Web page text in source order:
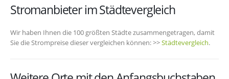
Stromanbieter im Städtevergleich
Wir haben Ihnen die 100 größten Städte zusammengetragen, damit
Sie die Strompreise dieser vergleichen können: >>Städtevergleich.